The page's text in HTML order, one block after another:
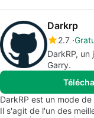
Darkrp
2.7
DarkRP,
Garry.
DarkRP est un mode
Il s'agit de l'un des